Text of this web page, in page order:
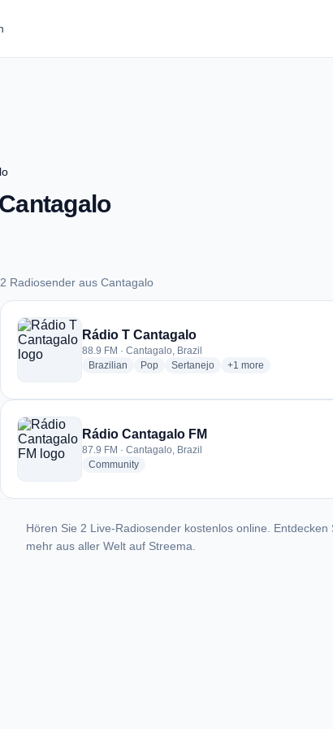
2 Radiosender aus Cantagalo
2 Radiosender aus Cantagalo
Rádio T Cantagalo
88.9 FM · Cantagalo, Brazil
Brazilian radio stations
Popradio stations
Sertanejoradio stations
+1 more genres for
more
Rádio Cantagalo FM
87.9 FM · Cantagalo, Brazil
Communityradio stations
Hören Sie 2 Live-Radiosender kostenlos online.
mehr aus aller Welt auf Streema.